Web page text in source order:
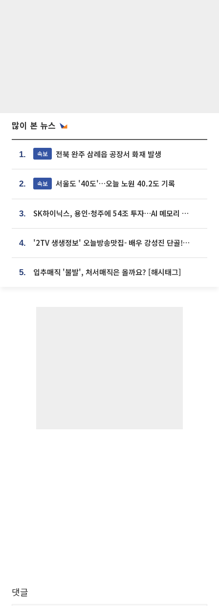
많이 본 뉴스
1. 속보 전북 완주 삼례읍 공장서 화재 발생
2. 속보 서울도 '40도'…오늘 노원 40.2도 기록
3. SK하이닉스, 용인·청주에 54조 투자…AI 메모리 생산기지 키운다
4. '2TV 생생정보' 오늘방송맛집- 배우 강성진 단골! 쌀국수ㆍ푸팟퐁 커리 맛집 '블○○○'
5. 입추매직 '불발', 처서매직은 올까요? [해시태그]
댓글